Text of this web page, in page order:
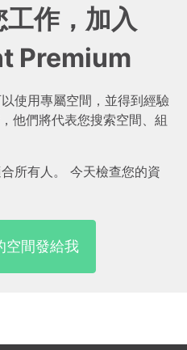
作，加入
Premium
使用專屬空間，並得到經驗
他們將代表您搜索空間、組
所有人。 今天檢查您的資
空間發給我